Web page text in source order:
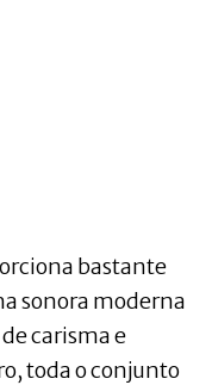
bastante
sonora moderna
carisma e
toda o conjunto